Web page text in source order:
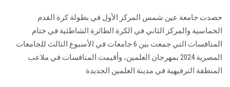
حصدت جامعة عين شمس المركز الأول في بطولة كرة القدم
الخماسية والمركز الثاني في الكرة ‏الطائرة الشاطئية في ختام
المنافسات التي جمعت بين 6 جامعات في الأسبوع الثالث للجامعات
‏المصرية 2024 بمهرجان العلمين،‎ ‎وأقيمت المنافسات في ملاعب
المنطقة الترفيهية في مدينة ‏العلمين الجديدة